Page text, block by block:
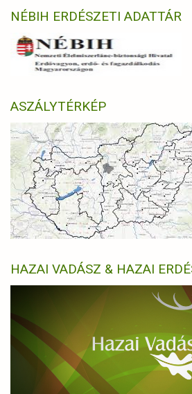
NÉBIH ERDÉSZETI ADATTÁR
ASZÁLYTÉRKÉP
HAZAI VADÁSZ & HAZAI